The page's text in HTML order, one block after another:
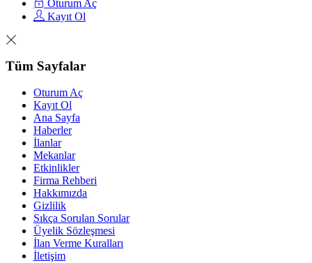
Oturum Aç
Kayıt Ol
Tüm Sayfalar
Oturum Aç
Kayıt Ol
Ana Sayfa
Haberler
İlanlar
Mekanlar
Etkinlikler
Firma Rehberi
Hakkımızda
Gizlilik
Sıkça Sorulan Sorular
Üyelik Sözleşmesi
İlan Verme Kuralları
İletişim